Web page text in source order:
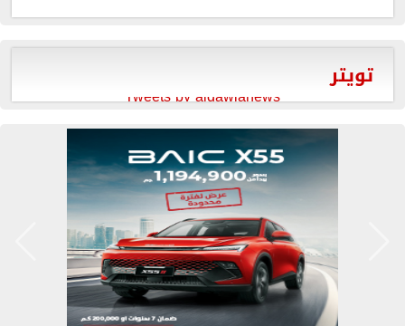
تويتر
Tweets by aldawlanews